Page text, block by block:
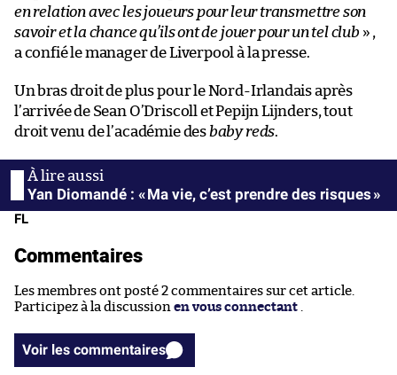
en relation avec les joueurs pour leur transmettre son
savoir et la chance qu’ils ont de jouer pour un tel club » ,
a confié le manager de Liverpool à la presse.
Un bras droit de plus pour le Nord-Irlandais après
l’arrivée de Sean O’Driscoll et Pepijn Lijnders, tout
droit venu de l’académie des baby reds.
Yan Diomandé : « Ma vie, c’est prendre des risques »
FL
Commentaires
Les membres ont posté 2 commentaires sur cet article.
Participez à la discussion en vous connectant
Voir les commentaires